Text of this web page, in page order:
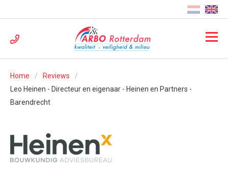
Home
Reviews
Leo Heinen - Directeur en eigenaar - Heinen en Partners -
Barendrecht